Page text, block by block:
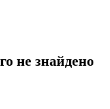
не знайдено